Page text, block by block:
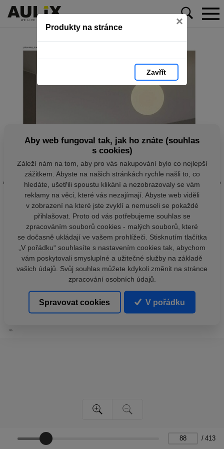
Produkty na stránce ×
Zavřít
/ 413
Aby web fungoval tak, jak ho znáte (souhlas
s cookies)
Záleží nám na tom, aby pro vás nakupování bylo co nejlepší
zážitkem. Abyste na našich stránkách rychle našli to, co
hledáte, ušetřili spoustu klikání a nezobrazovaly se vám
reklamy na věci, které vás nezajímají. Abyste web viděli
v zobrazení na které jste zvyklí a nemuseli se pokaždé
přihlašovat. Proto od vás potřebujeme souhlas se
zpracováním souborů cookies - malých souborů, které
se dočasně ukládají ve vašem prohlížeči. Stisknutím tlačítka
„V pořádku“ souhlasíte s nastavením cookies tak, abychom
vám poskytovali smysluplné a užitečné služby na základě
vašich údajů. Svůj souhlas můžete kdykoli změnit na stránce
zpracování osobních údajů.
Spravovat cookies V pořádku